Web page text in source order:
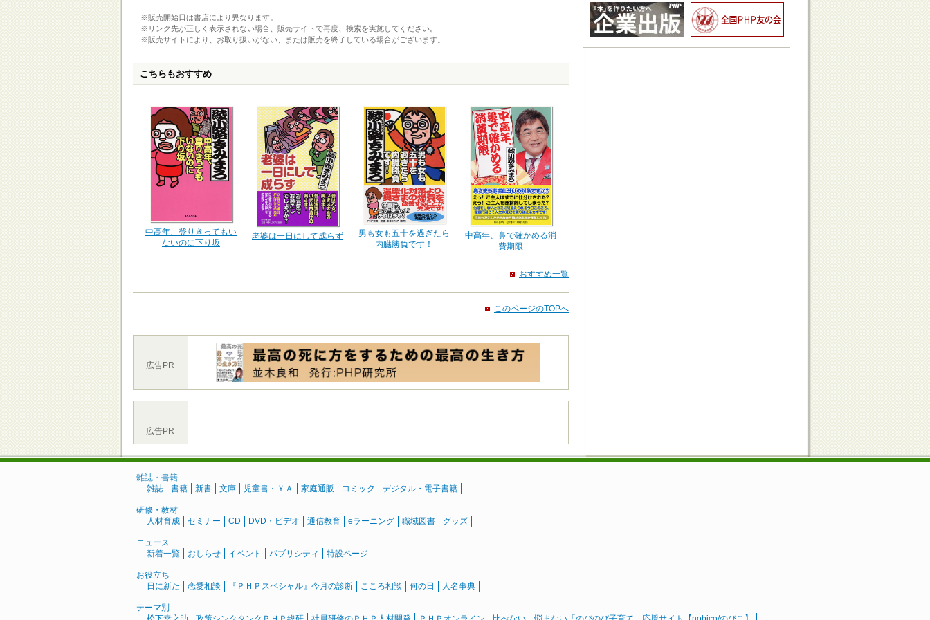
※販売開始日は書店により異なります。
※リンク先が正しく表示されない場合、販売サイトで再度、検索を実施してください。
※販売サイトにより、お取り扱いがない、または販売を終了している場合がございます。
こちらもおすすめ
中高年、登りきってもい
ないのに下り坂
老婆は一日にして成らず
男も女も五十を過ぎたら
内臓勝負です！
中高年、鼻で確かめる消
費期限
おすすめ一覧
このページのTOPへ
広告PR
広告PR
雑誌・書籍
雑誌
書籍 新書 文庫 児童書・ＹＡ 家庭通販 コミック デジタル・電子書籍
研修・教材
人材育成
セミナー CD DVD・ビデオ 通信教育 eラーニング 職域図書 グッズ
ニュース
新着一覧
おしらせ イベント パブリシティ 特設ページ
お役立ち
日に新た
恋愛相談 『ＰＨＰスペシャル』今月の診断 こころ相談 何の日 人名事典
テーマ別